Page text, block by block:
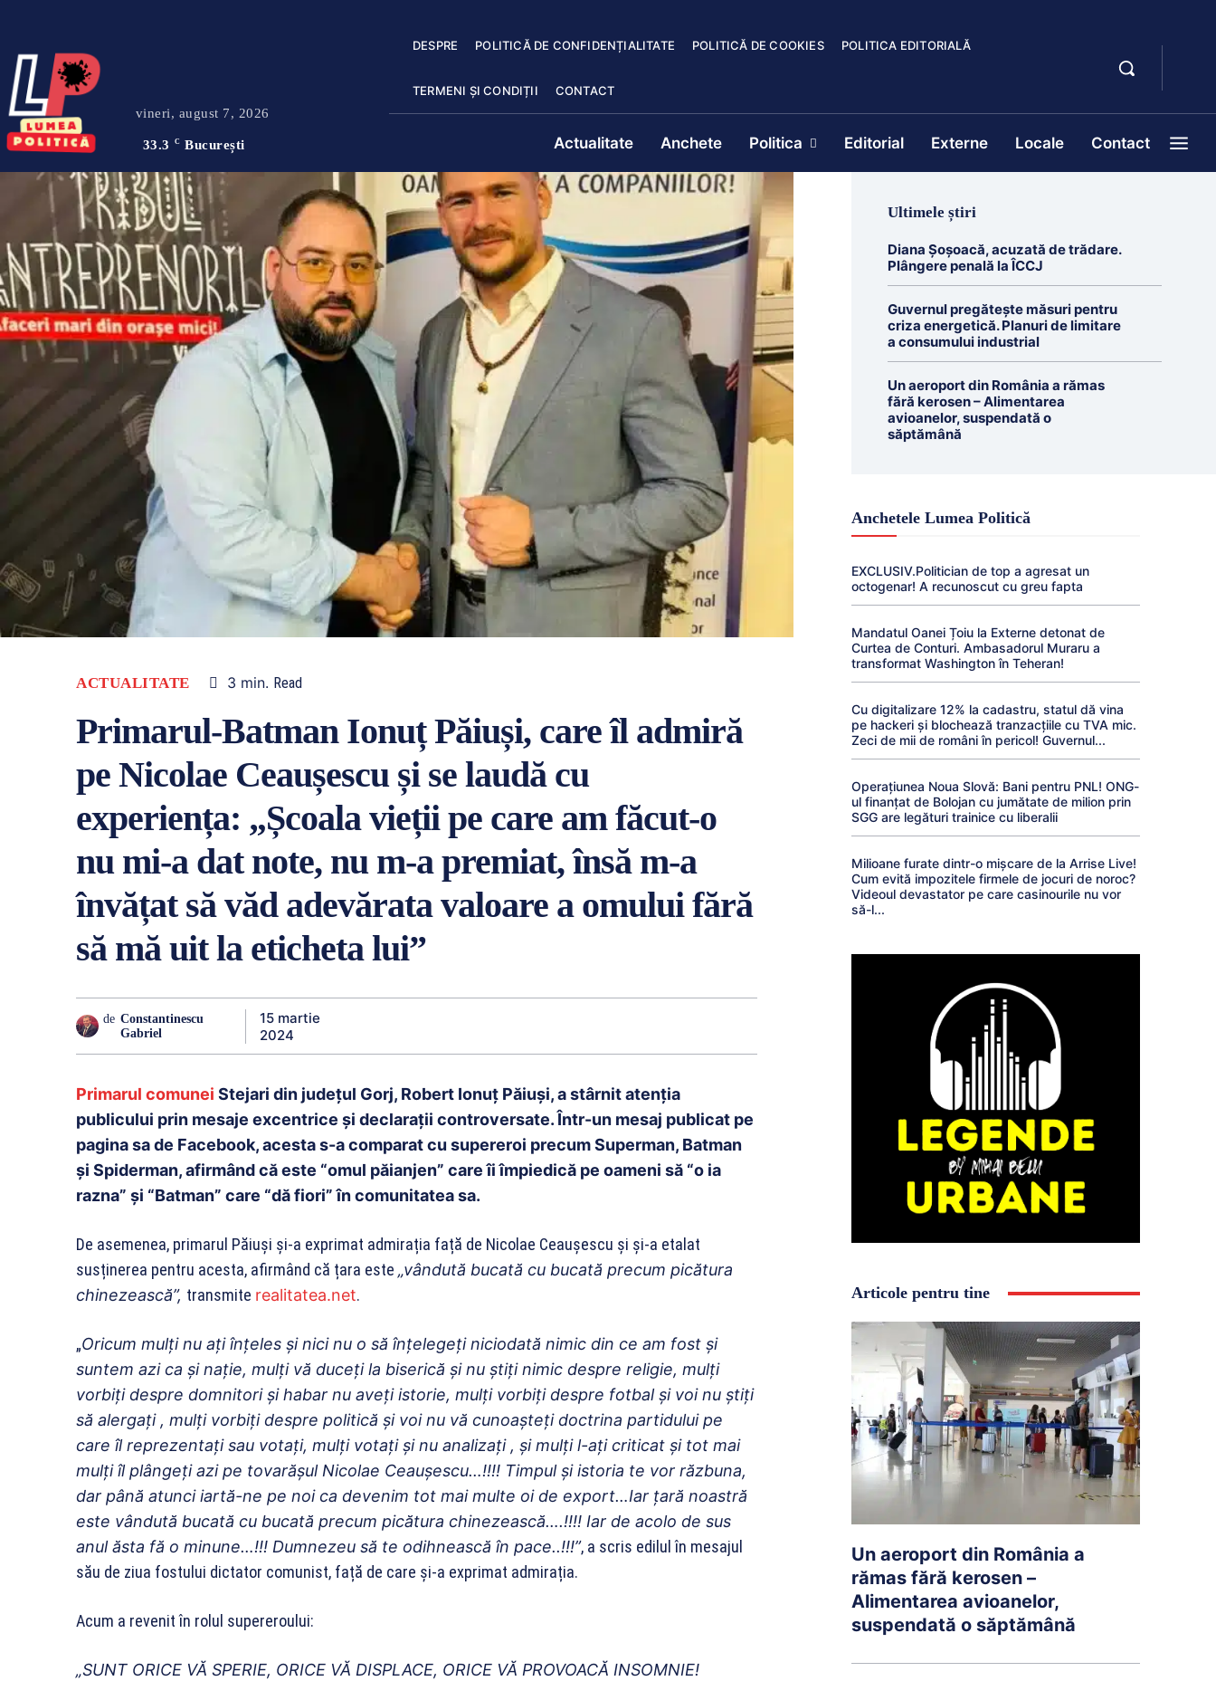
vineri, august 7, 2026
33.3 C București
DESPRE POLITICĂ DE CONFIDENȚIALITATE POLITICĂ DE COOKIES POLITICA EDITORIALĂ
TERMENI ȘI CONDIȚII CONTACT
Actualitate Anchete Politica Editorial Externe Locale Contact
ACTUALITATE 3 min. Read
Primarul-Batman Ionuț Păiuși, care îl admiră
pe Nicolae Ceaușescu și se laudă cu
experiența: „Școala vieții pe care am făcut-o
nu mi-a dat note, nu m-a premiat, însă m-a
învățat să văd adevărata valoare a omului fără
să mă uit la eticheta lui”
de Constantinescu
Gabriel
15 martie
2024
Primarul comunei Stejari din județul Gorj, Robert Ionuț Păiuși, a stârnit atenția
publicului prin mesaje excentrice și declarații controversate. Într-un mesaj publicat pe
pagina sa de Facebook, acesta s-a comparat cu supereroi precum Superman, Batman
și Spiderman, afirmând că este “omul păianjen” care îi împiedică pe oameni să “o ia
razna” și “Batman” care “dă fiori” în comunitatea sa.
De asemenea, primarul Păiuși și-a exprimat admirația față de Nicolae Ceaușescu și și-a etalat
susținerea pentru acesta, afirmând că țara este „vândută bucată cu bucată precum picătura
chinezească”, transmite realitatea.net.
„Oricum mulți nu ați înțeles și nici nu o să înțelegeți niciodată nimic din ce am fost și
suntem azi ca și nație, mulți vă duceți la biserică și nu știți nimic despre religie, mulți
vorbiți despre domnitori și habar nu aveți istorie, mulți vorbiți despre fotbal și voi nu știți
să alergați , mulți vorbiți despre politică și voi nu vă cunoașteți doctrina partidului pe
care îl reprezentați sau votați, mulți votați și nu analizați , și mulți l-ați criticat și tot mai
mulți îl plângeți azi pe tovarășul Nicolae Ceaușescu…!!!! Timpul și istoria te vor răzbuna,
dar până atunci iartă-ne pe noi ca devenim tot mai multe oi de export…Iar țară noastră
este vândută bucată cu bucată precum picătura chinezească….!!!! Iar de acolo de sus
anul ăsta fă o minune…!!! Dumnezeu să te odihnească în pace..!!!”, a scris edilul în mesajul
său de ziua fostului dictator comunist, față de care și-a exprimat admirația.
Acum a revenit în rolul supereroului:
„SUNT ORICE VĂ SPERIE, ORICE VĂ DISPLACE, ORICE VĂ PROVOACĂ INSOMNIE!
Ultimele știri
Diana Șoșoacă, acuzată de trădare.
Plângere penală la ÎCCJ
Guvernul pregătește măsuri pentru
criza energetică. Planuri de limitare
a consumului industrial
Un aeroport din România a rămas
fără kerosen – Alimentarea
avioanelor, suspendată o
săptămână
Anchetele Lumea Politică
EXCLUSIV.Politician de top a agresat un
octogenar! A recunoscut cu greu fapta
Mandatul Oanei Țoiu la Externe detonat de
Curtea de Conturi. Ambasadorul Muraru a
transformat Washington în Teheran!
Cu digitalizare 12% la cadastru, statul dă vina
pe hackeri și blochează tranzacțiile cu TVA mic.
Zeci de mii de români în pericol! Guvernul...
Operațiunea Noua Slovă: Bani pentru PNL! ONG-
ul finanțat de Bolojan cu jumătate de milion prin
SGG are legături trainice cu liberalii
Milioane furate dintr-o mișcare de la Arrise Live!
Cum evită impozitele firmele de jocuri de noroc?
Videoul devastator pe care casinourile nu vor
să-l...
Articole pentru tine
Un aeroport din România a
rămas fără kerosen –
Alimentarea avioanelor,
suspendată o săptămână